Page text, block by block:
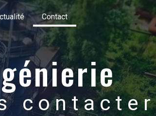
Contact
contacter